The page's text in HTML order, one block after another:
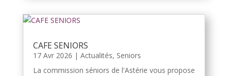
CAFE SENIORS
17 Avr 2026 | Actualités, Seniors
La commission séniors de l'Astérie vous propose